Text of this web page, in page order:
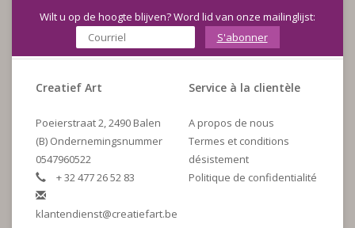
Wilt u op de hoogte blijven? Word lid van onze mailinglijst:
S'abonner
Creatief Art
Poeierstraat 2, 2490 Balen
(B) Ondernemingsnummer
0547960522
+ 32 477 26 52 83
klantendienst@creatiefart.be
Service à la clientèle
A propos de nous
Termes et conditions
désistement
Politique de confidentialité